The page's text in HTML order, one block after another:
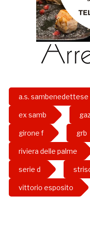
a.s. sambenedettese
ex samb
girone f grb
riviera delle palme
serie d
vittorio esposito